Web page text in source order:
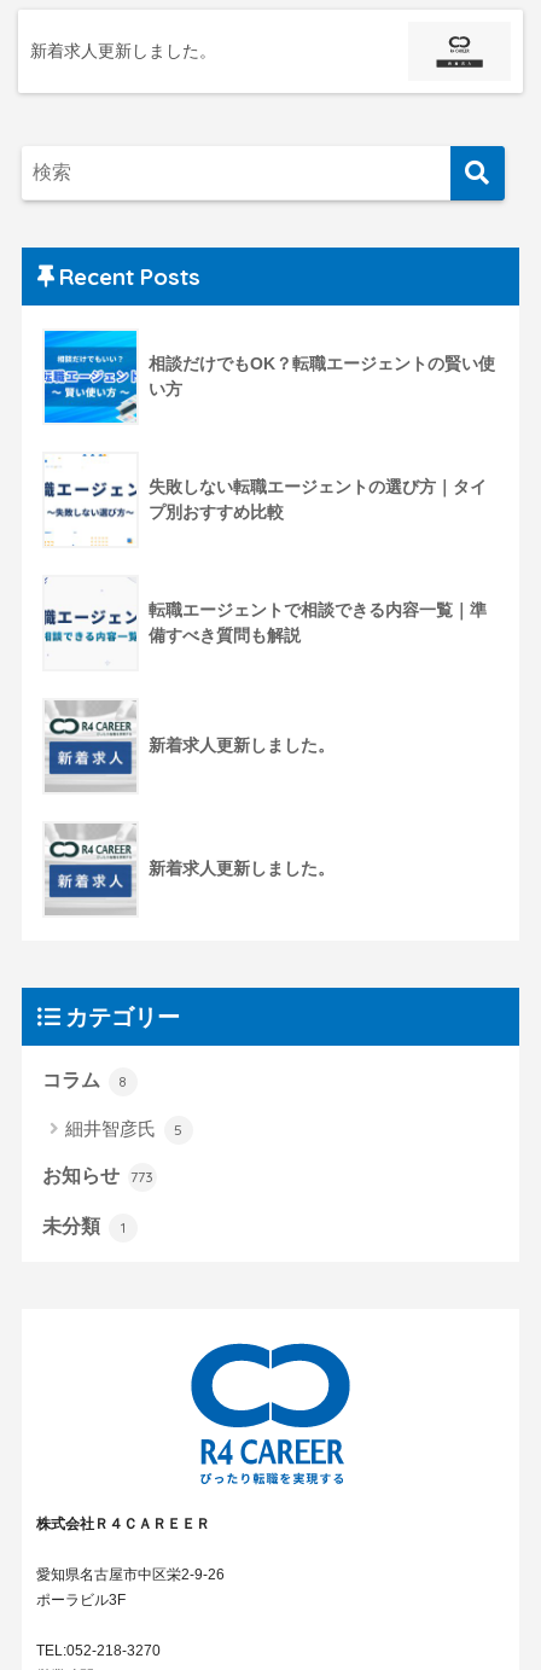
新着求人更新しました。
Recent Posts
相談だけでもOK？転職エージェントの賢い使
い方
失敗しない転職エージェントの選び方｜タイ
プ別おすすめ比較
転職エージェントで相談できる内容一覧｜準
備すべき質問も解説
新着求人更新しました。
新着求人更新しました。
カテゴリー
コラム 8
細井智彦氏 5
お知らせ 773
未分類 1
株式会社Ｒ４ＣＡＲＥＥＲ
愛知県名古屋市中区栄2-9-26
ポーラビル3F
TEL:052-218-3270